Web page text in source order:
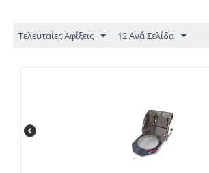
Τελευταίες Αφίξεις 12 Ανά Σελίδα